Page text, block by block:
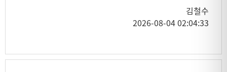
김철수
2026-08-04 02:04:33